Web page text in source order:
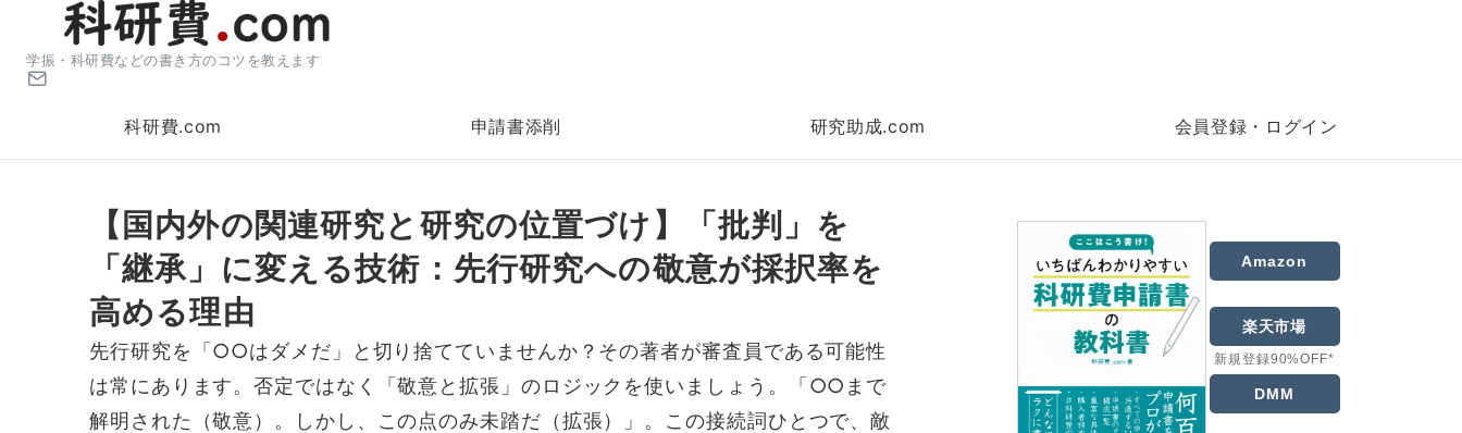
学振・科研費などの書き方のコツを教えます
科研費.com 申請書添削 研究助成.com 会員登録・ログイン
【国内外の関連研究と研究の位置づけ】「批判」を
「継承」に変える技術：先行研究への敬意が採択率を
高める理由
先行研究を「○○はダメだ」と切り捨てていませんか？その著者が審査員である可能性
は常にあります。否定ではなく「敬意と拡張」のロジックを使いましょう。「○○まで
解明された（敬意）。しかし、この点のみ未踏だ（拡張）」。この接続詞ひとつで、敵
Amazon
楽天市場
新規登録90%OFF*
DMM